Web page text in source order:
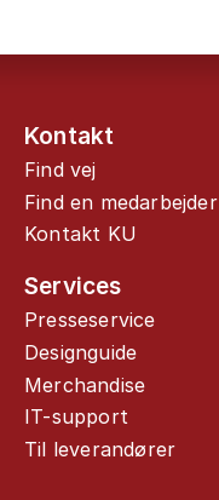
Kontakt
Find vej
Find en medarbejder
Kontakt KU
Services
Presseservice
Designguide
Merchandise
IT-support
Til leverandører